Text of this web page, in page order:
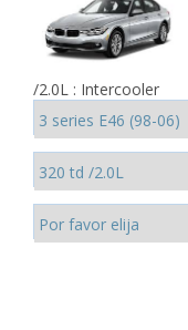
/2.0L : Intercooler